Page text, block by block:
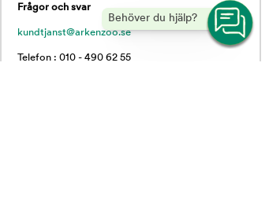
Behöver du hjälp?
Frågor och svar
kundtjanst@arkenzoo.se
Telefon : 010 - 490 62 55